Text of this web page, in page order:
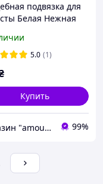
подвязка для
Белая Нежная
для невест
5.0 (1)
Купить
Магазин "amourshop.net" (Амуршоп) 99%